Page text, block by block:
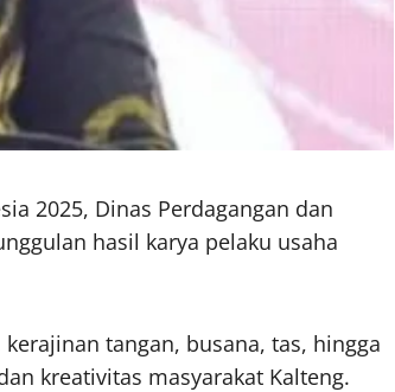
2025, Dinas Perdagangan dan
hasil karya pelaku usaha
tangan, busana, tas, hingga
kreativitas masyarakat Kalteng.